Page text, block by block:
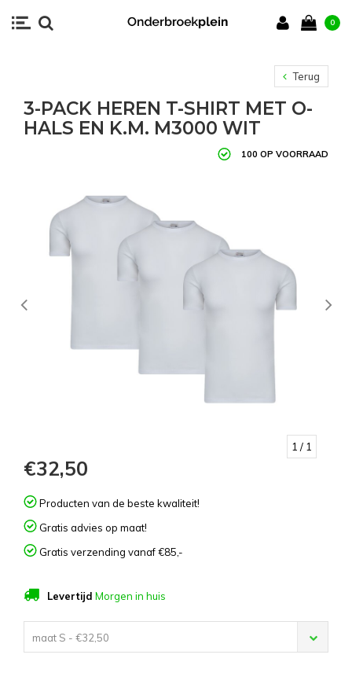
0
Terug
3-PACK HEREN T-SHIRT MET O-
HALS EN K.M. M3000 WIT
100 OP VOORRAAD
1 / 1
€32,50
Producten van de beste kwaliteit!
Gratis advies op maat!
Gratis verzending vanaf €85,-
Levertijd Morgen in huis
maat S - €32,50